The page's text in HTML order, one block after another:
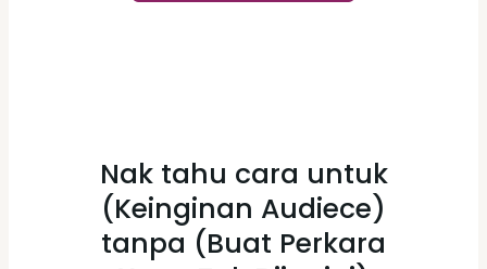
Nak tahu cara untuk
(Keinginan Audiece)
tanpa (Buat Perkara